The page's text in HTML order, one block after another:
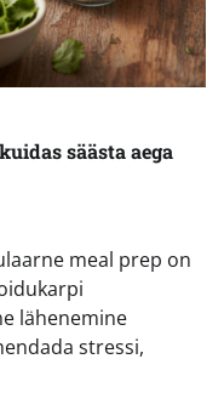
säästa aega
meal prep on
lähenemine
stressi,